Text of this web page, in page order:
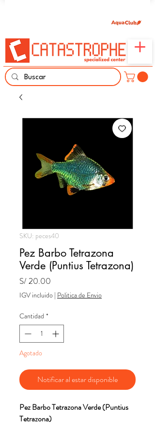
SKU: peces40
Pez Barbo Tetrazona
Verde (Puntius Tetrazona)
S/ 20.00
IGV incluido | Politica de Envio
Cantidad *
Agotado
Notificar al estar disponible
Pez Barbo Tetrazona Verde (Puntius
Tetrazona)